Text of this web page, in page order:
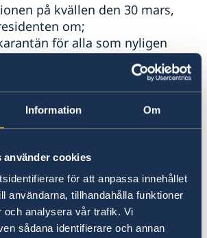
Information Om
använder cookies
för att anpassa innehållet
användarna, tillhandahålla funktioner
och analysera vår trafik. Vi
sådana identifierare och annan
på kvällen den 30 mars,
om;
för alla som nyligen
utomlands.
om man varit i kontakt
som bekräftats
offentliga eller privata
görs för väsentligt statligt
rörelse.
av gränserna.
förväntas komma.